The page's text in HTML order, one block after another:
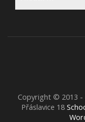
Copyright © 2013 -
Přáslavice 18